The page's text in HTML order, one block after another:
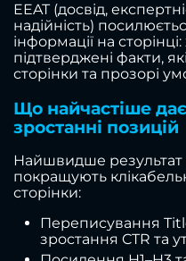
EEAT (досвід,
надійність)
інформації на
підтверджені факти,
сторінки та прозорі
Що найчастіше
зростанні позицій
Найшвидше результат
покращують
сторінки:
Переписування
зростання CTR та